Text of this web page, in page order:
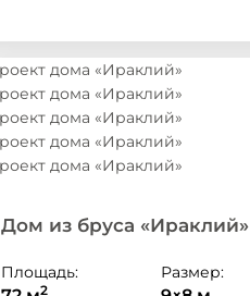
Дом из бруса «Ираклий»
Площадь:
2
Размер: